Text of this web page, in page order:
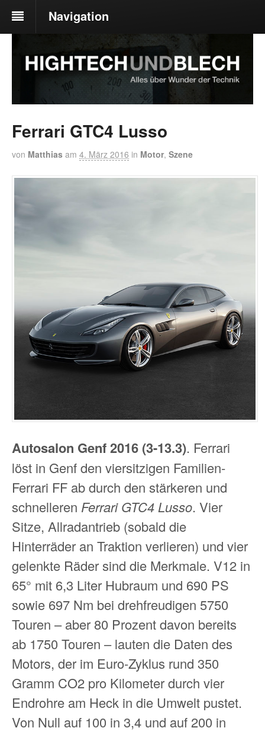
Navigation
Ferrari GTC4 Lusso
von Matthias am 4. März 2016 in Motor, Szene
Autosalon Genf 2016 (3-13.3). Ferrari
löst in Genf den viersitzigen Familien-
Ferrari FF ab durch den stärkeren und
schnelleren Ferrari GTC4 Lusso. Vier
Sitze, Allradantrieb (sobald die
Hinterräder an Traktion verlieren) und vier
gelenkte Räder sind die Merkmale. V12 in
65° mit 6,3 Liter Hubraum und 690 PS
sowie 697 Nm bei drehfreudigen 5750
Touren – aber 80 Prozent davon bereits
ab 1750 Touren – lauten die Daten des
Motors, der im Euro-Zyklus rund 350
Gramm CO2 pro Kilometer durch vier
Endrohre am Heck in die Umwelt pustet.
Von Null auf 100 in 3,4 und auf 200 in